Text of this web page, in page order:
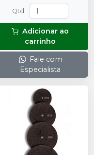
Qtd :
Adicionar ao
carrinho
Fale com
Especialista